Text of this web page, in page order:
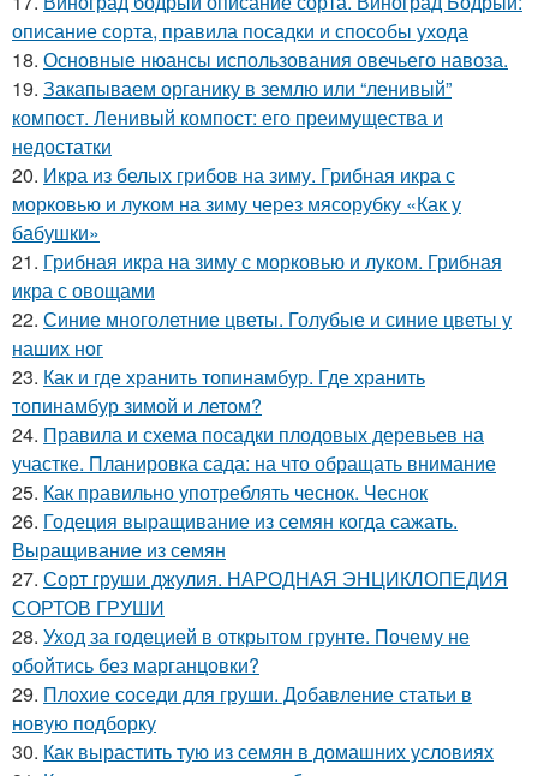
описание сорта, правила посадки и способы ухода
18. Основные нюансы использования овечьего навоза.
19. Закапываем органику в землю или “ленивый”
компост. Ленивый компост: его преимущества и
недостатки
20. Икра из белых грибов на зиму. Грибная икра с
морковью и луком на зиму через мясорубку «Как у
бабушки»
21. Грибная икра на зиму с морковью и луком. Грибная
икра с овощами
22. Синие многолетние цветы. Голубые и синие цветы у
наших ног
23. Как и где хранить топинамбур. Где хранить
топинамбур зимой и летом?
24. Правила и схема посадки плодовых деревьев на
участке. Планировка сада: на что обращать внимание
25. Как правильно употреблять чеснок. Чеснок
26. Годеция выращивание из семян когда сажать.
Выращивание из семян
27. Сорт груши джулия. НАРОДНАЯ ЭНЦИКЛОПЕДИЯ
СОРТОВ ГРУШИ
28. Уход за годецией в открытом грунте. Почему не
обойтись без марганцовки?
29. Плохие соседи для груши. Добавление статьи в
новую подборку
30. Как вырастить тую из семян в домашних условиях